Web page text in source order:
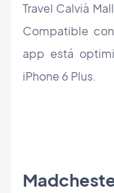
Travel Calvià
Compatible
app está
iPhone 6 Plus.